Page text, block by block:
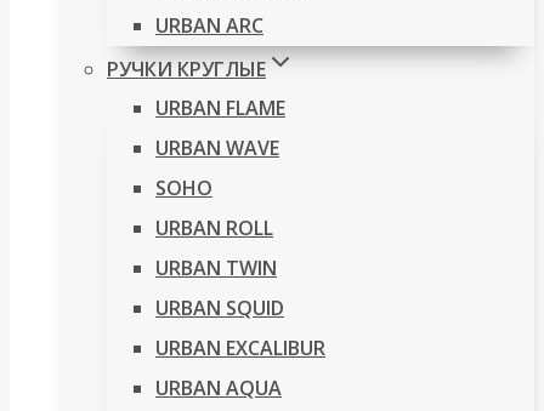
URBAN ARC
РУЧКИ КРУГЛЫЕ
URBAN FLAME
URBAN WAVE
SOHO
URBAN ROLL
URBAN TWIN
URBAN SQUID
URBAN EXCALIBUR
URBAN AQUA